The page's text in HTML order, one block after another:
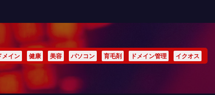
メイン 健康 美容 パソコン 育毛剤 ドメイン管理 イクオス